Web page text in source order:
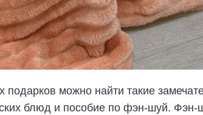
можно найти такие
блюд и пособие по фэн-шуй. Фэн-